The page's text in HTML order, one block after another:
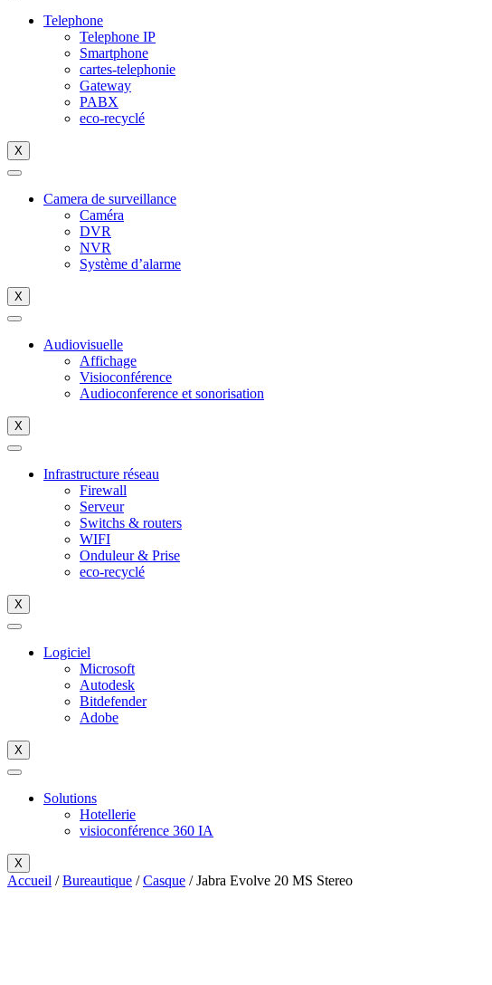
Telephone
Telephone IP
Smartphone
cartes-telephonie
Gateway
PABX
eco-recyclé
X
Camera de surveillance
Caméra
DVR
NVR
Système d’alarme
X
Audiovisuelle
Affichage
Visioconférence
Audioconference et sonorisation
X
Infrastructure réseau
Firewall
Serveur
Switchs & routers
WIFI
Onduleur & Prise
eco-recyclé
X
Logiciel
Microsoft
Autodesk
Bitdefender
Adobe
X
Solutions
Hotellerie
visioconférence 360 IA
X
Accueil /Bureautique /Casque / Jabra Evolve 20 MS Stereo